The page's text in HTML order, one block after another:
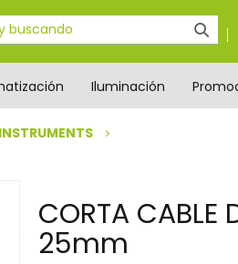
Iluminación
CORTA CABLE
25mm